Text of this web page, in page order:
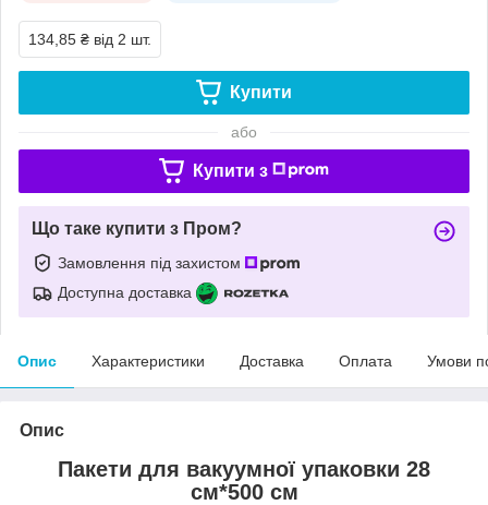
134,85 ₴ від 2 шт.
Купити
або
Купити з
Що таке купити з Пром?
Замовлення під захистом
Доступна доставка
Опис Характеристики Доставка Оплата Умови
Опис
Пакети для вакуумної упаковки 28
см*500 см